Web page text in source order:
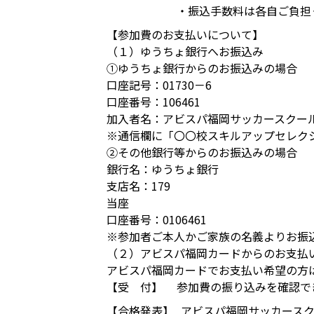
・振込手数料は各自ご負
【参加費のお支払いについて】
（１）ゆうちょ銀行へお振込み
①ゆうちょ銀行からのお振込みの場合
口座記号：01730－6
口座番号：106461
加入者名：アビスパ福岡サッカースクー
※通信欄に「〇〇校スキルアップセレク
②その他銀行等からのお振込みの場合
銀行名：ゆうちょ銀行
支店名：179
当座
口座番号：0106461
※参加者ご本人かご家族の名義よりお振
（２）アビスパ福岡カードからのお支払
アビスパ福岡カードでお支払い希望の
【受 付】
参加費の振り込みを確認
【合格発表】
アビスパ福岡サッカース